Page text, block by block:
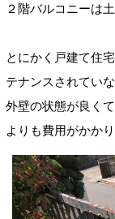
２階バルコニーは
とにかく戸建て住
テナンスされてい
外壁の状態が良く
よりも費用がかかり